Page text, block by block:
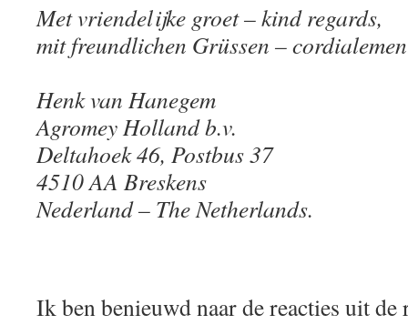
Met vriendelijke groet – kind regards,
mit freundlichen Grüssen –
Henk van Hanegem
Agromey Holland b.v.
Deltahoek 46, Postbus 37
4510 AA Breskens
Nederland – The Netherlands.
Ik ben benieuwd naar de reacties uit de